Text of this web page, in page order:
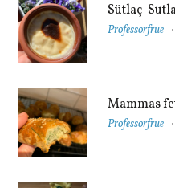
Sütlaç-
Professorfrue
Mammas
Professorfrue